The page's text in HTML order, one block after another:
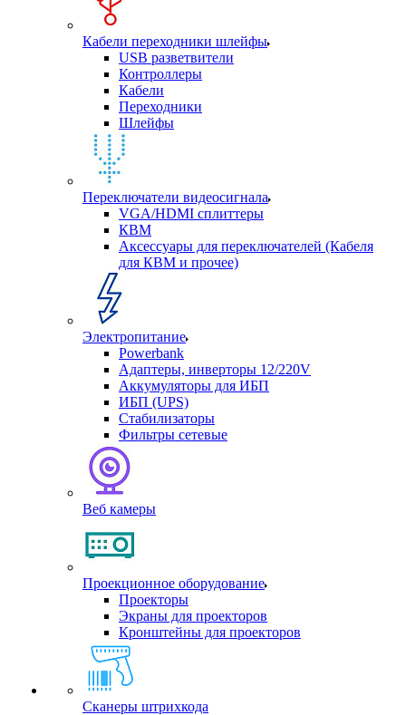
Кабели переходники шлейфы
USB разветвители
Контроллеры
Кабели
Переходники
Шлейфы
Переключатели видеосигнала
VGA/HDMI сплиттеры
КВМ
Аксессуары для переключателей (Кабеля
для КВМ и прочее)
Электропитание
Powerbank
Адаптеры, инверторы 12/220V
Аккумуляторы для ИБП
ИБП (UPS)
Стабилизаторы
Фильтры сетевые
Веб камеры
Проекционное оборудование
Проекторы
Экраны для проекторов
Кронштейны для проекторов
Сканеры штрихкода